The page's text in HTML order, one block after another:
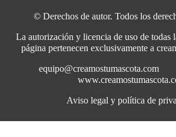
© Derechos de autor. Todos los
La autorización y licencia de uso de todas
página pertenecen exclusivamente a
Aviso legal y política de